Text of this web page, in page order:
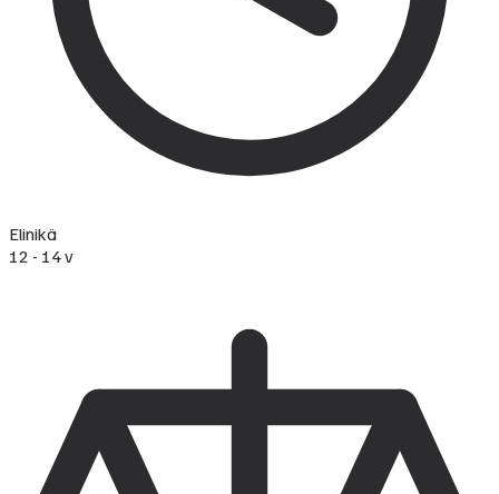
Elinikä
12 - 14 v